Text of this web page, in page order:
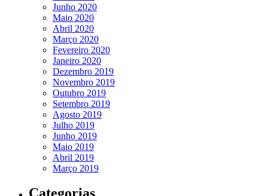
Junho 2020
Maio 2020
Abril 2020
Março 2020
Fevereiro 2020
Janeiro 2020
Dezembro 2019
Novembro 2019
Outubro 2019
Setembro 2019
Agosto 2019
Julho 2019
Junho 2019
Maio 2019
Abril 2019
Março 2019